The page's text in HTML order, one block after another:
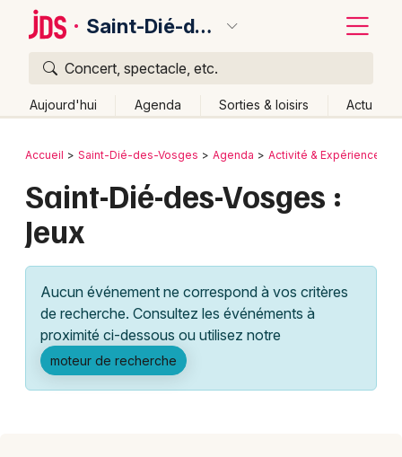
Saint-Dié-des-Vosges
Concert, spectacle, etc.
Aujourd'hui Agenda Sorties & loisirs Actu
Publier un événement
Grands événements
Activité & Expérience
Manifestations
Foires & salons
Bordeaux
Colmar
Lille
Lyon
Marseille
Mulhouse
Retour
Accueil Saint-Dié-des-Vosges Agenda Activité & Expérience
Saint-Dié-des-Vosges :
Jeux
Aucun événement ne correspond à vos critères
de recherche. Consultez les événéments à
proximité ci-dessous ou utilisez notre
moteur de recherche
Quoi ?
Où ?
Lorraine
Partout Près de moi Changer de lieu
Quand ?
Aujourd'hui
Demain Ce week-end Autre